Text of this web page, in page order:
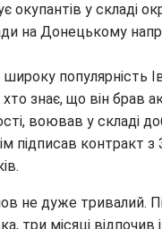
окупантів у складі
на Донецькому
популярність
знає, що він брав
воював у складі
підписав контракт з
не дуже тривалий.
три місяці відпочив